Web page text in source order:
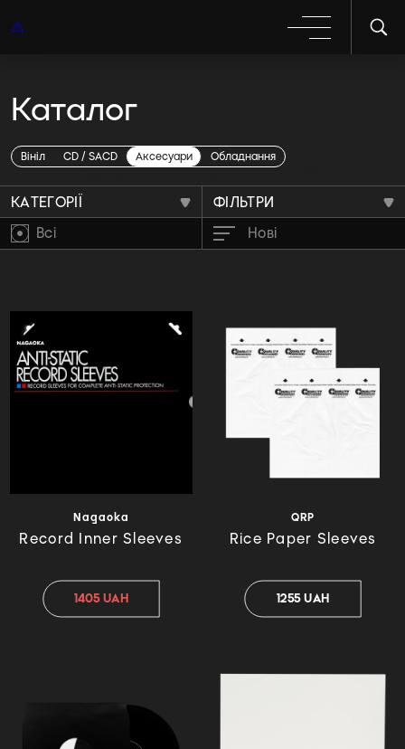
Каталог
Вініл CD / SACD Аксесуари Обладнання
Конверти для вінілу
КАТЕГОРІЇ
ФІЛЬТРИ
Всі
Нові
Nagaoka
Record Inner Sleeves
1405 UAH
QRP
Rice Paper Sleeves
1255 UAH